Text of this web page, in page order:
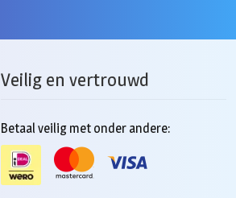
Veilig en vertrouwd
Betaal veilig met onder andere: